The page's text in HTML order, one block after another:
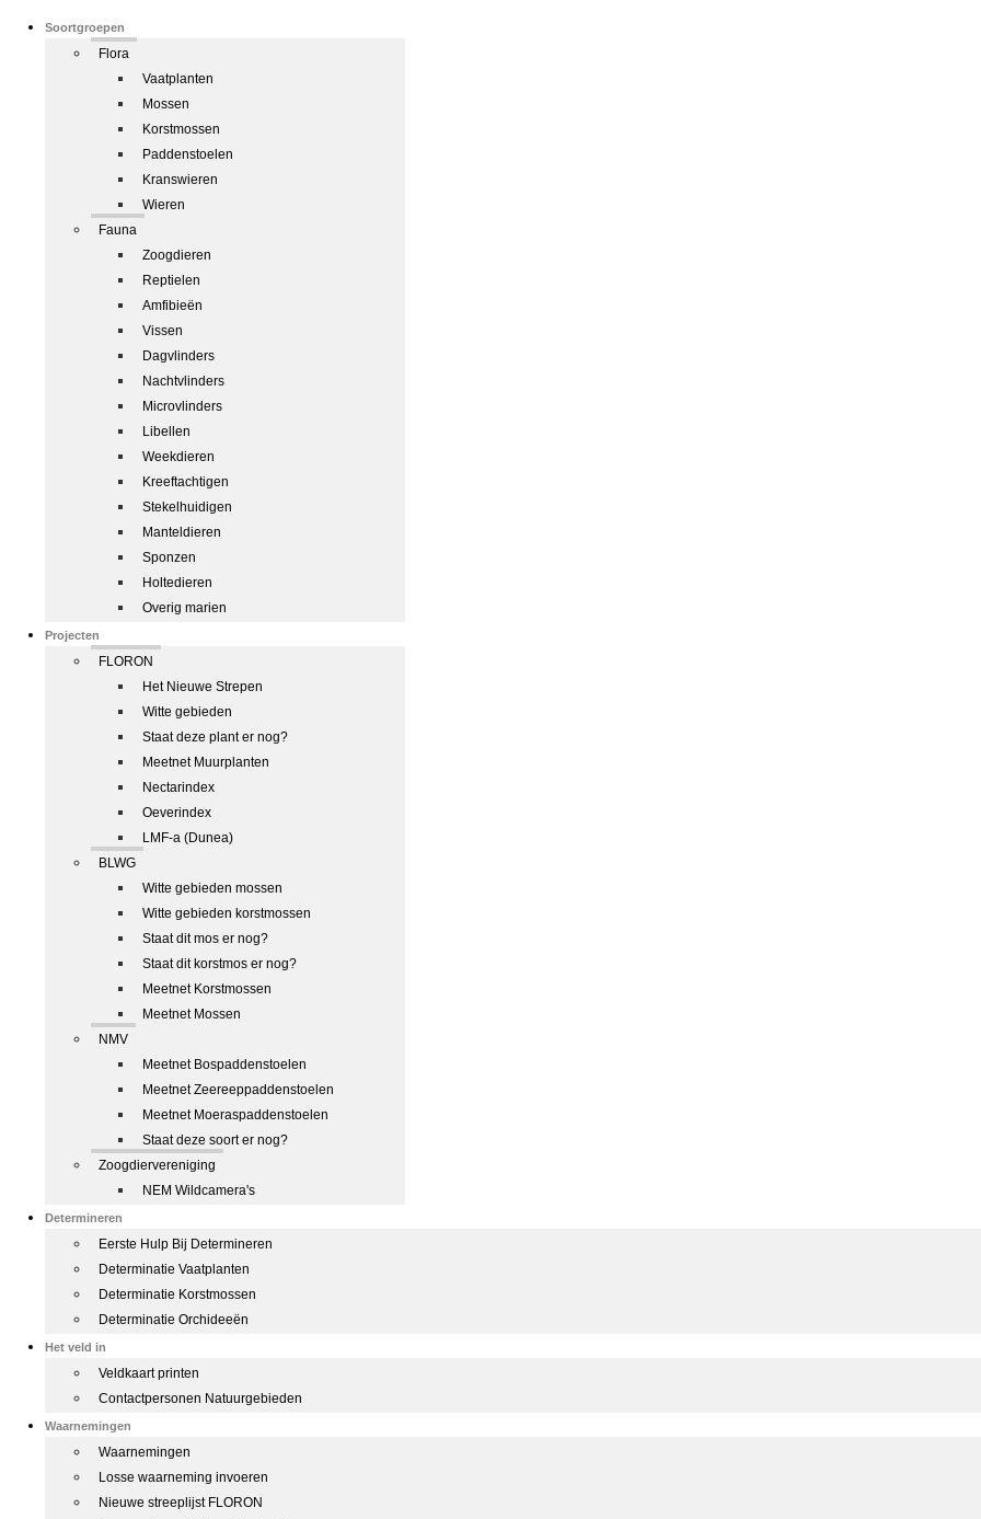
Soortgroepen
Flora
Vaatplanten
Mossen
Korstmossen
Paddenstoelen
Kranswieren
Wieren
Fauna
Zoogdieren
Reptielen
Amfibieën
Vissen
Dagvlinders
Nachtvlinders
Microvlinders
Libellen
Weekdieren
Kreeftachtigen
Stekelhuidigen
Manteldieren
Sponzen
Holtedieren
Overig marien
Projecten
FLORON
Het Nieuwe Strepen
Witte gebieden
Staat deze plant er nog?
Meetnet Muurplanten
Nectarindex
Oeverindex
LMF-a (Dunea)
BLWG
Witte gebieden mossen
Witte gebieden korstmossen
Staat dit mos er nog?
Staat dit korstmos er nog?
Meetnet Korstmossen
Meetnet Mossen
NMV
Meetnet Bospaddenstoelen
Meetnet Zeereeppaddenstoelen
Meetnet Moeraspaddenstoelen
Staat deze soort er nog?
Zoogdiervereniging
NEM Wildcamera's
Determineren
Eerste Hulp Bij Determineren
Determinatie Vaatplanten
Determinatie Korstmossen
Determinatie Orchideeën
Het veld in
Veldkaart printen
Contactpersonen Natuurgebieden
Waarnemingen
Waarnemingen
Losse waarneming invoeren
Nieuwe streeplijst FLORON